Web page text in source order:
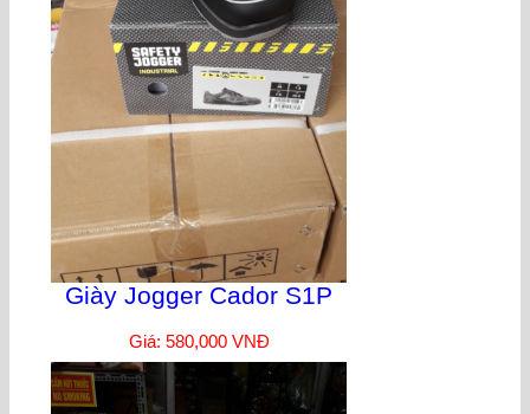
Giày Jogger Cador S1P
Giá: 580,000 VNĐ